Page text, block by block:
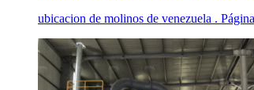
ubicacion de molinos de venezuela .